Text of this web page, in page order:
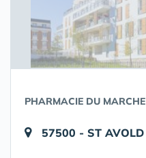
PHARMACIE DU MARCHE
57500 - ST AVOLD